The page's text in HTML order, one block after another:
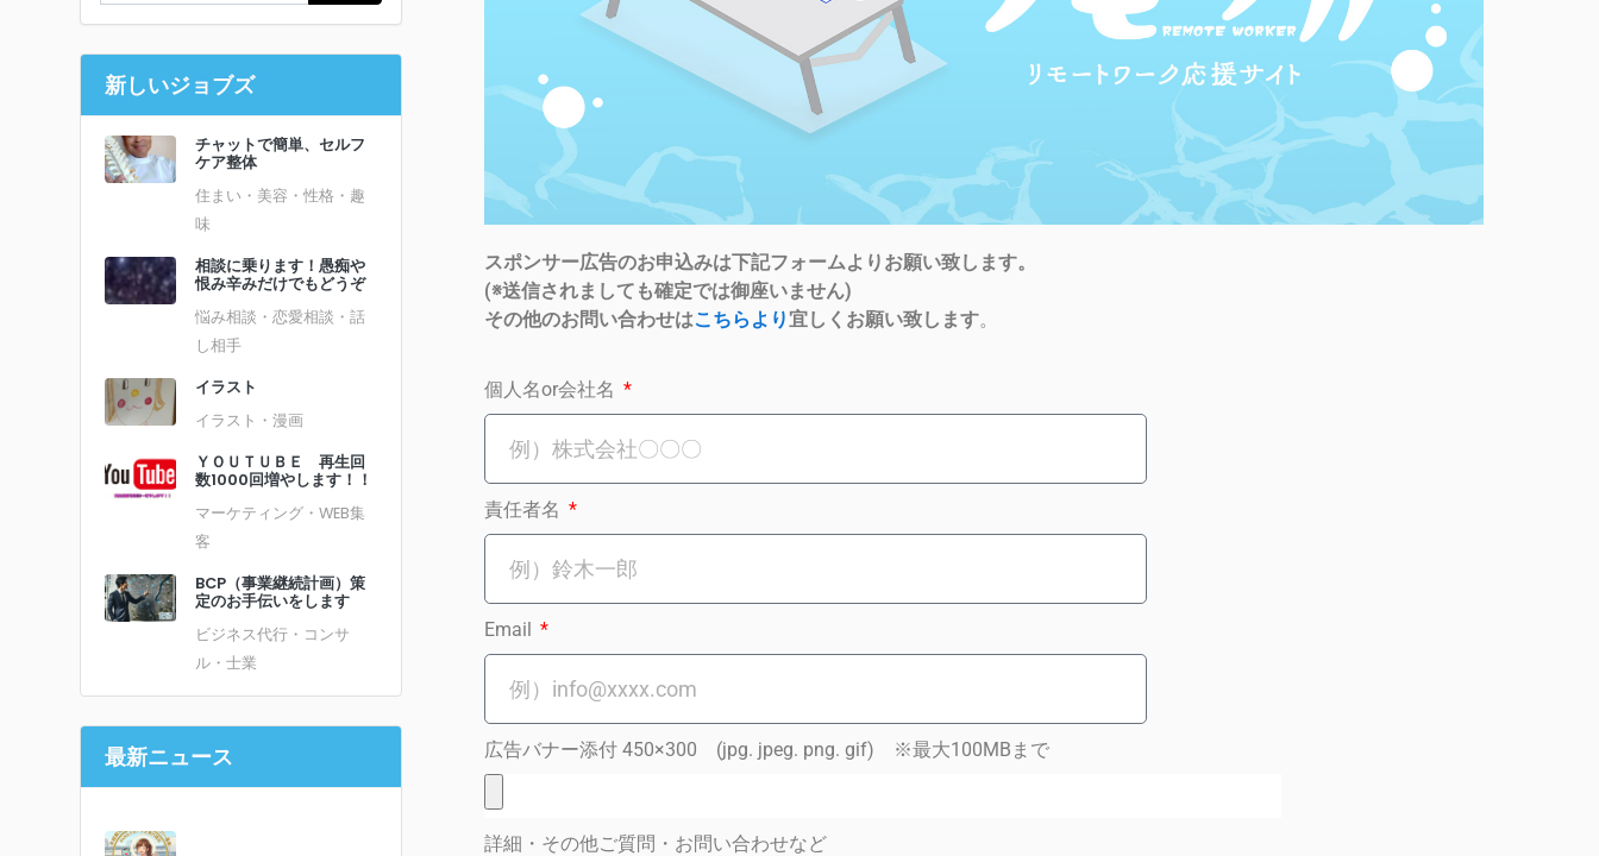
スポンサー広告のお申込みは下記フォームよりお願い致します。
(※送信されましても確定では御座いません)
その他のお問い合わせはこちらより宜しくお願い致します。
個人名or会社名
責任者名
Email
広告バナー添付 450×300 (jpg. jpeg. png. gif) ※最大100MBまで
詳細・その他ご質問・お問い合わせなど
新しいジョブズ
チャットで簡単、セルフ
ケア整体
住まい・美容・性格・趣
味
相談に乗ります！愚痴や
恨み辛みだけでもどうぞ
悩み相談・恋愛相談・話
し相手
イラスト
イラスト・漫画
ＹＯＵＴＵＢＥ 再生回
数1000回増やします！！
マーケティング・WEB集
客
BCP（事業継続計画）策
定のお手伝いをします
ビジネス代行・コンサ
ル・士業
最新ニュース